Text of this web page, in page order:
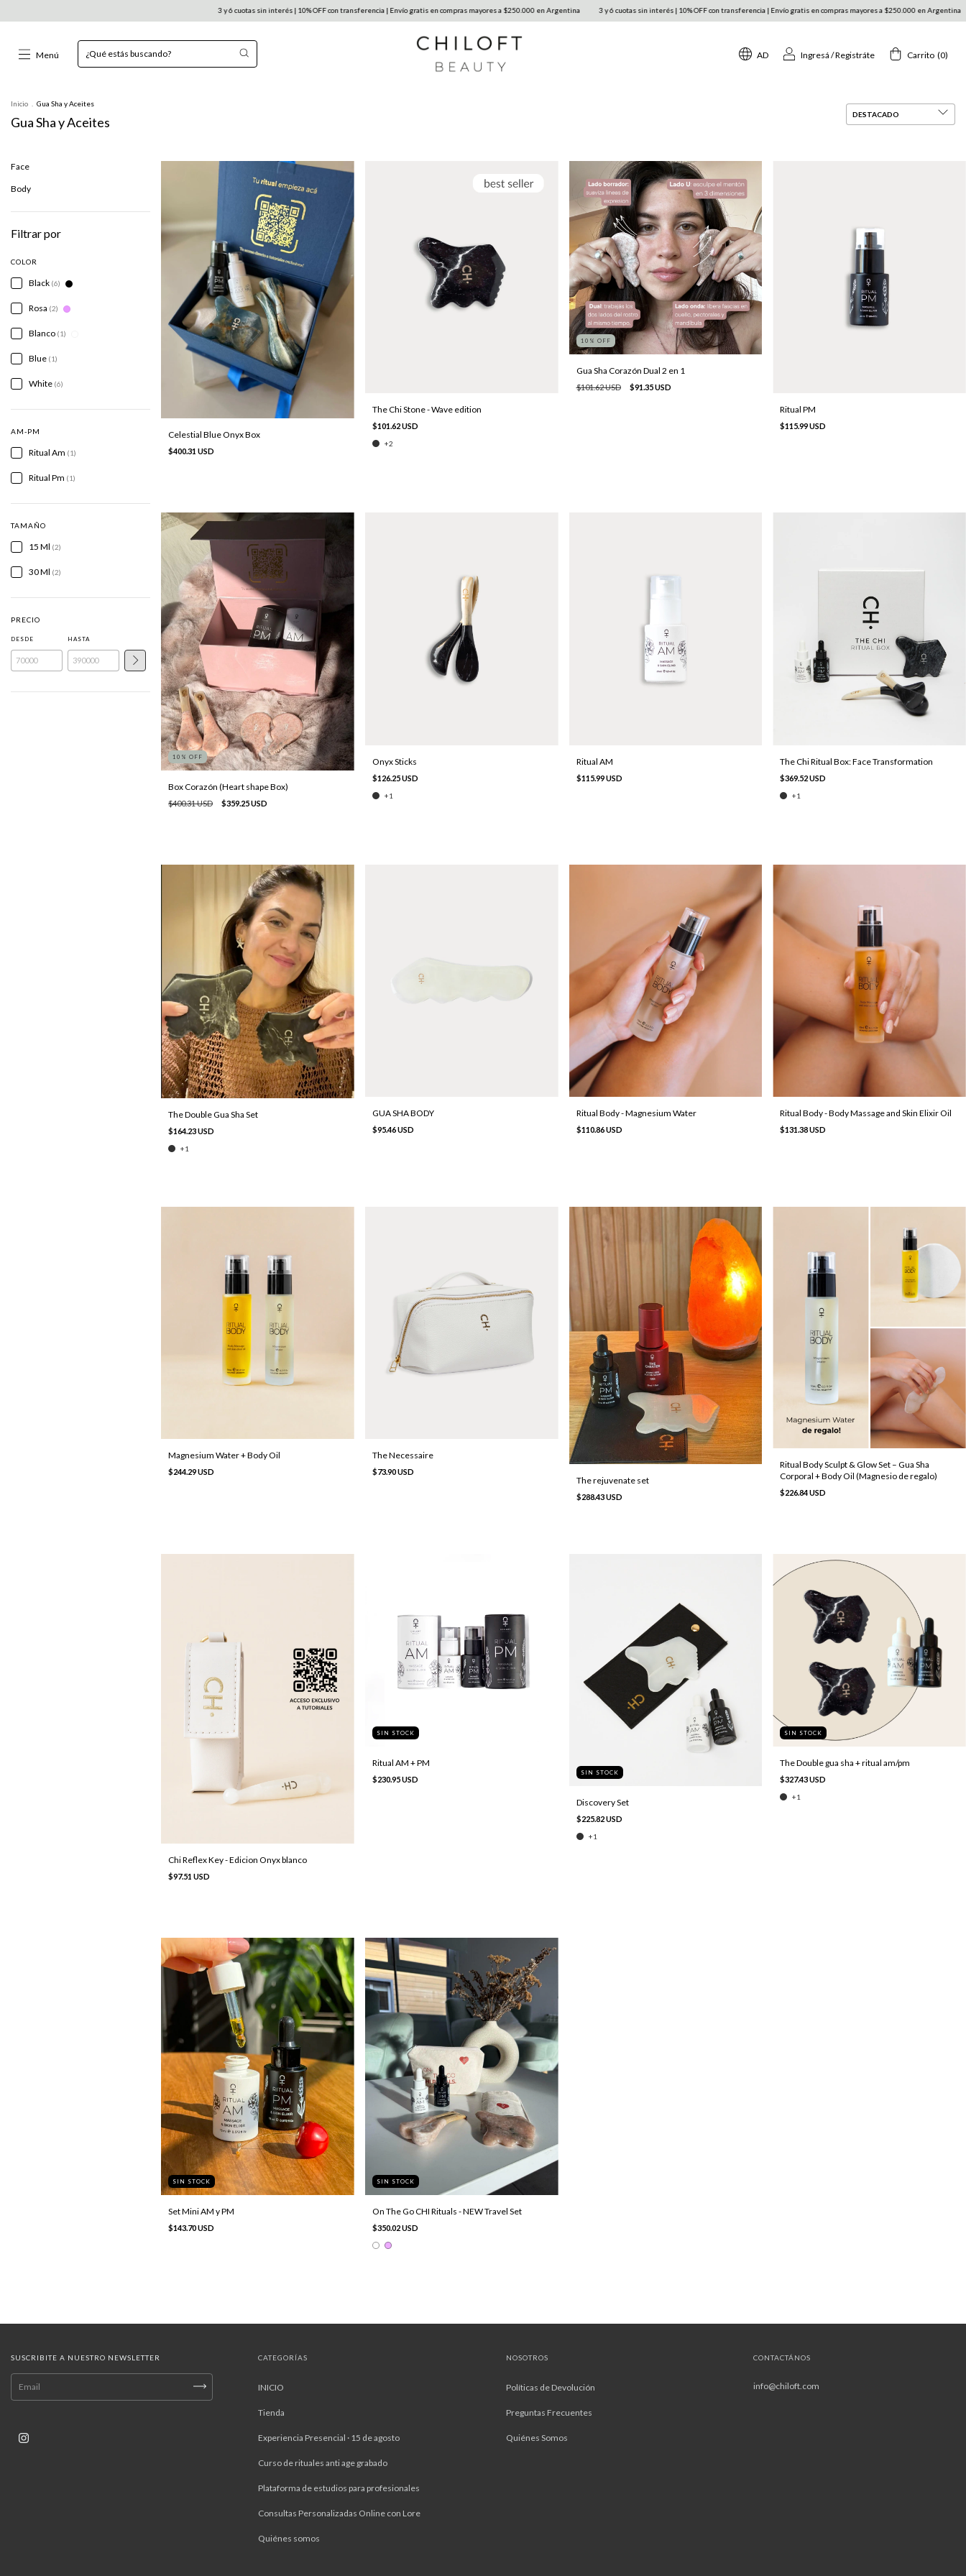
3 y 6 cuotas sin interés | 10% OFF con transferencia | Envío gratis en compras mayores a $250.000 en Argentina 3 y 6 cuotas sin interés | 10% OFF con transferencia | Envío gratis en compras mayores a $250.000 en Argentina 3 y 6 cuotas sin
Menú AD Ingresá /Registráte Carrito (0)
Inicio Gua Sha y Aceites
Gua Sha y Aceites
Face
Body
Filtrar por
COLOR
Black (6)
Rosa (2)
Blanco (1)
Blue (1)
White (6)
AM-PM
Ritual Am (1)
Ritual Pm (1)
TAMAÑO
15 Ml (2)
30 Ml (2)
PRECIO
DESDE HASTA
Celestial Blue Onyx Box
$400.31 USD
The Chi Stone - Wave edition
$101.62 USD
+2
10 % OFF
Gua Sha Corazón Dual 2 en 1
$101.62 USD $91.35 USD
Ritual PM
$115.99 USD
10 % OFF
Box Corazón (Heart shape Box)
$400.31 USD $359.25 USD
Onyx Sticks
$126.25 USD
+1
Ritual AM
$115.99 USD
The Chi Ritual Box: Face Transformation
$369.52 USD
+1
The Double Gua Sha Set
$164.23 USD
+1
GUA SHA BODY
$95.46 USD
Ritual Body - Magnesium Water
$110.86 USD
Ritual Body - Body Massage and Skin Elixir Oil
$131.38 USD
Magnesium Water + Body Oil
$244.29 USD
The Necessaire
$73.90 USD
The rejuvenate set
$288.43 USD
Ritual Body Sculpt & Glow Set – Gua Sha
Corporal + Body Oil (Magnesio de regalo)
$226.84 USD
Chi Reflex Key - Edicion Onyx blanco
$97.51 USD
SIN STOCK
Ritual AM + PM
$230.95 USD
SIN STOCK
Discovery Set
$225.82 USD
+1
SIN STOCK
The Double gua sha + ritual am/pm
$327.43 USD
+1
SIN STOCK
Set Mini AM y PM
$143.70 USD
SIN STOCK
On The Go CHI Rituals - NEW Travel Set
$350.02 USD
SUSCRIBITE A NUESTRO NEWSLETTER CATEGORÍAS
INICIO
Tienda
Experiencia Presencial · 15 de agosto
Curso de rituales anti age grabado
Plataforma de estudios para profesionales
Consultas Personalizadas Online con Lore
Quiénes somos
NOSOTROS
Políticas de Devolución
Preguntas Frecuentes
Quiénes Somos
CONTACTÁNOS
info@chiloft.com